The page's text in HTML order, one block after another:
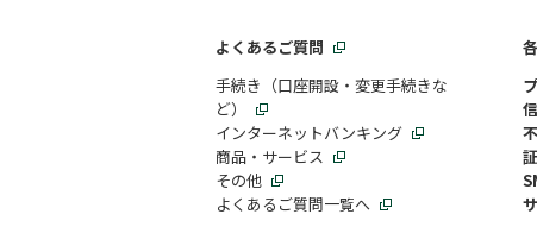
よくあるご質問
手続き（口座開設・変更手続きな
ど）
インターネットバンキング
商品・サービス
その他
よくあるご質問一覧へ